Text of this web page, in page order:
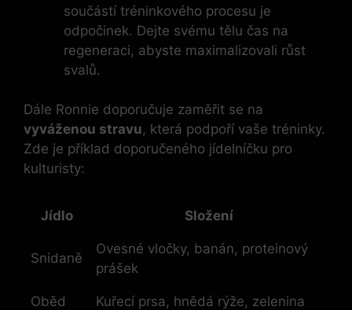
součástí tréninkového procesu je
odpočinek. Dejte svému tělu čas na
regeneraci, abyste maximalizovali růst
svalů.
Dále Ronnie doporučuje zaměřit se na
vyváženou stravu, která podpoří vaše tréninky.
Zde je příklad doporučeného jídelníčku pro
kulturisty:
Jídlo Složení
Snidaně
Ovesné vločky, banán, proteinový
prášek
Oběd Kuřecí prsa, hnědá rýže, zelenina